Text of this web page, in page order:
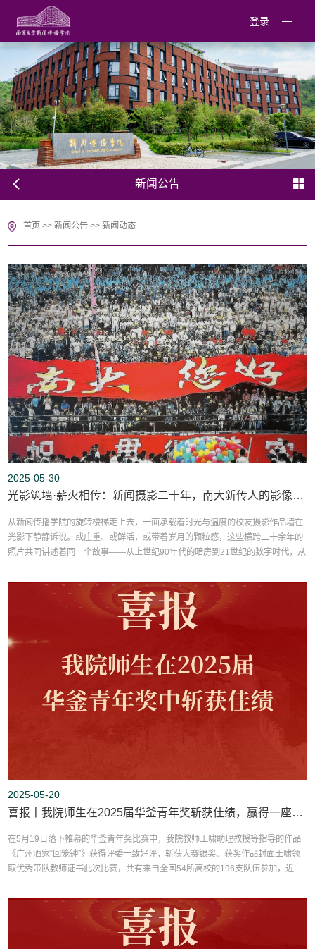
登录
English
新闻公告
首页 >>新闻公告 >>新闻动态
2025-05-30
光影筑墙·薪火相传：新闻摄影二十年，南大新传人的影像记忆
从新闻传播学院的旋转楼梯走上去，一面承载着时光与温度的校友摄影作品墙在
光影下静静诉说。或庄重、或鲜活，或带着岁月的颗粒感，这些横跨二十余年的
照片共同讲述着同一个故事——从上世纪90年代的暗房到21世纪的数字时代，从
写新闻人的初心。一、墙的诞生：暗房里的青春，镜头外的牵挂刘源老师是这面
墙的总策划，也是学院新闻摄影课程的“掌灯人”。...
2025-05-20
喜报丨我院师生在2025届华釜青年奖斩获佳绩，赢得一座银奖
在5月19日落下帷幕的华釜青年奖比赛中，我院教师王啸助理教授等指导的作品
《广州酒家“回笼钟”》获得评委一致好评，斩获大赛银奖。获奖作品封面王啸领
取优秀带队教师证书此次比赛，共有来自全国54所高校的196支队伍参加，近
终共评出金奖一座、银奖两座，铜奖三座，水晶奖四座。审核丨胡菡菡终审丨季